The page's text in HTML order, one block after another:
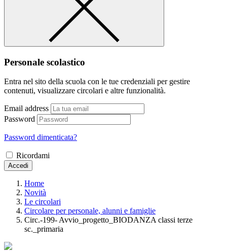
Personale scolastico
Entra nel sito della scuola con le tue credenziali per gestire
contenuti, visualizzare circolari e altre funzionalità.
Email address
Password
Password dimenticata?
Ricordami
Accedi
Home
Novità
Le circolari
Circolare per personale, alunni e famiglie
Circ.-199- Avvio_progetto_BIODANZA classi terze
sc._primaria